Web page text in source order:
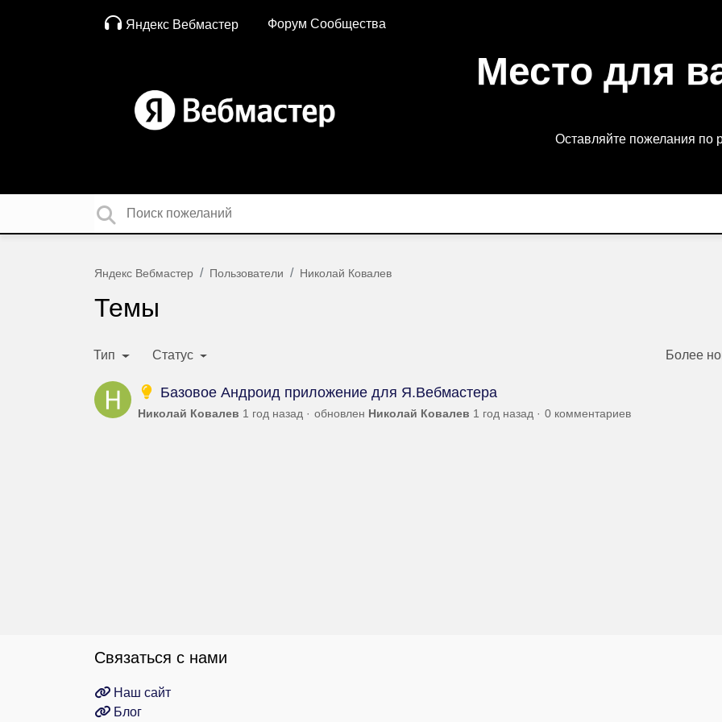
Яндекс Вебмастер Форум Сообщества
Место для
Оставляйте пожелания по
Яндекс Вебмастер Пользователи Николай Ковалев
Темы
Тип Статус Более
Базовое Андроид приложение для Я.Вебмастера
Николай Ковалев 1 год назад обновлен Николай Ковалев 1 год назад 0 комментариев
Связаться с нами
Наш сайт
Блог